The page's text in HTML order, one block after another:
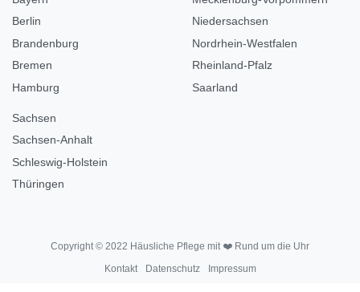
Berlin
Brandenburg
Bremen
Hamburg
Niedersachsen
Nordrhein-Westfalen
Rheinland-Pfalz
Saarland
Sachsen
Sachsen-Anhalt
Schleswig-Holstein
Thüringen
Copyright © 2022 Häusliche Pflege mit ❤️ Rund um die Uhr
Kontakt
Datenschutz Impressum